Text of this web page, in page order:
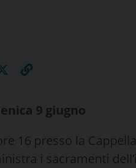
9 giugno
16 presso la
i sacramenti